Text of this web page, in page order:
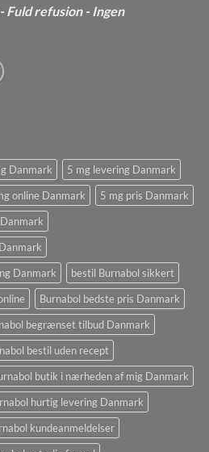
Fuld refusion - Ingen
Danmark
5 mg levering Danmark
online Danmark
5 mg pris Danmark
Danmark
bestil Burnabol sikkert
Burnabol bedste pris Danmark
begrænset tilbud Danmark
bestil uden recept
butik i nærheden af ​​mig Danmark
hurtig levering Danmark
kundeanmeldelser